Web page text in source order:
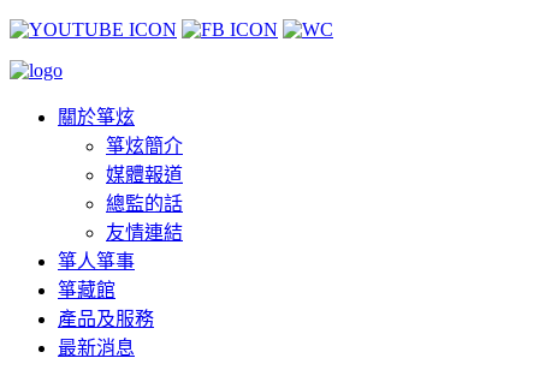
關於箏炫
箏炫簡介
媒體報道
總監的話
友情連結
箏人箏事
箏藏館
產品及服務
最新消息